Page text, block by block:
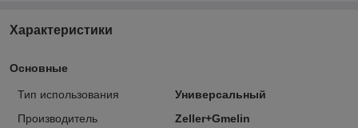
Характеристики
Основные
Тип использования
Универсальный
Производитель
Zeller+Gmelin